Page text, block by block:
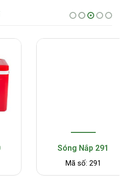
Sóng Nắp 291
Mã số: 291